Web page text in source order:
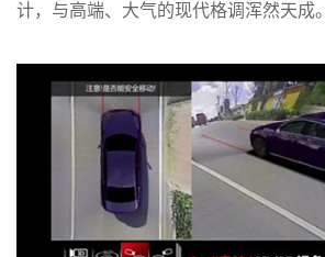
计，与高端、大气的现代格调浑然天成。